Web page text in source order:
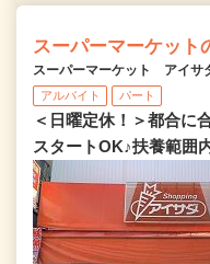
スーパーマーケット
スーパーマーケット アイサ
アルバイト パート
＜日曜定休！＞都合に
スタートOK♪扶養範囲